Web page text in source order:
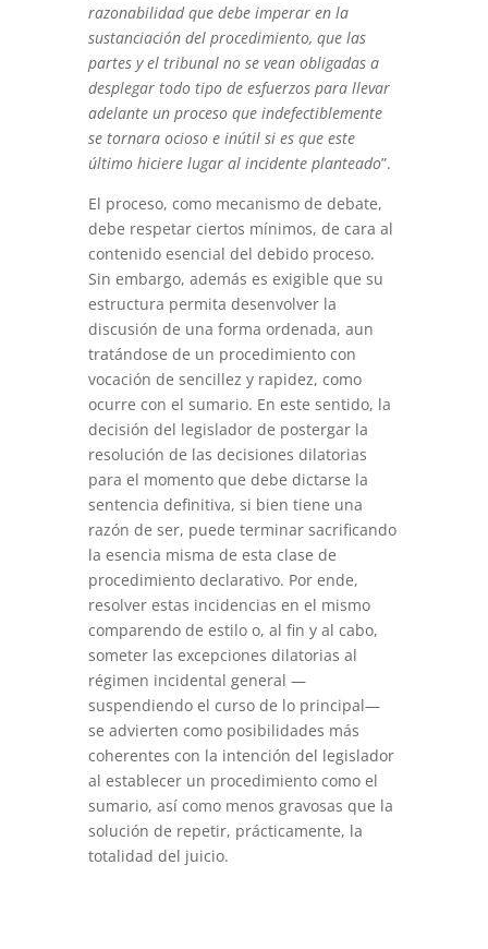
razonabilidad que debe imperar en la
sustanciación del procedimiento, que las
partes y el tribunal no se vean obligadas a
desplegar todo tipo de esfuerzos para llevar
adelante un proceso que indefectiblemente
se tornara ocioso e inútil si es que este
último hiciere lugar al incidente planteado”.
El proceso, como mecanismo de debate,
debe respetar ciertos mínimos, de cara al
contenido esencial del debido proceso.
Sin embargo, además es exigible que su
estructura permita desenvolver la
discusión de una forma ordenada, aun
tratándose de un procedimiento con
vocación de sencillez y rapidez, como
ocurre con el sumario. En este sentido, la
decisión del legislador de postergar la
resolución de las decisiones dilatorias
para el momento que debe dictarse la
sentencia definitiva, si bien tiene una
razón de ser, puede terminar sacrificando
la esencia misma de esta clase de
procedimiento declarativo. Por ende,
resolver estas incidencias en el mismo
comparendo de estilo o, al fin y al cabo,
someter las excepciones dilatorias al
régimen incidental general —
suspendiendo el curso de lo principal—
se advierten como posibilidades más
coherentes con la intención del legislador
al establecer un procedimiento como el
sumario, así como menos gravosas que la
solución de repetir, prácticamente, la
totalidad del juicio.